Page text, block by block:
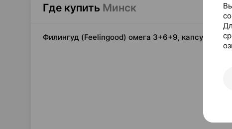
Где купить Минск
Филингуд (Feelingood) омега 3+6+9, капсулы